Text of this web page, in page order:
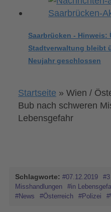
Saarbrücken - Hinweis:
Stadtverwaltung bleibt
Neujahr geschlossen
Startseite »Wien /
Bub nach schweren
Lebensgefahr
Schlagworte: #07.12.2019
Misshandlungen
#in
#News
#Österreich #Polizei